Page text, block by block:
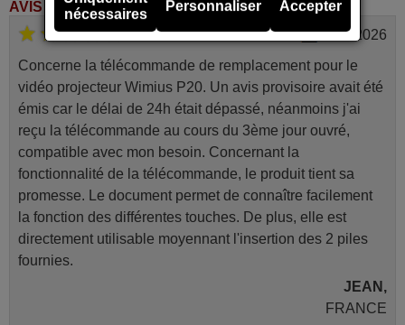
AVIS DES CLIENTS
mai 2026
Concerne la télécommande de remplacement pour le
vidéo projecteur Wimius P20. Un avis provisoire avait été
émis car le délai de 24h était dépassé, néanmoins j'ai
reçu la télécommande au cours du 3ème jour ouvré,
compatible avec mon besoin. Concernant la
fonctionnalité de la télécommande, le produit tient sa
promesse. Le document permet de connaître facilement
la fonction des différentes touches. De plus, elle est
directement utilisable moyennant l'insertion des 2 piles
fournies.
JEAN,
FRANCE
nécessaires
Personnaliser Accepter